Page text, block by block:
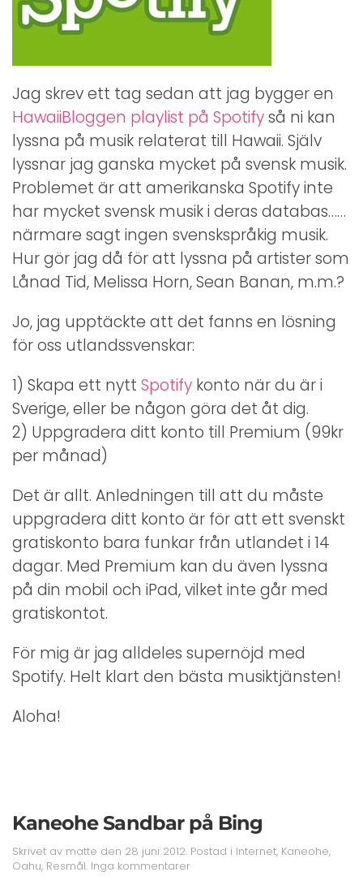
Jag skrev ett tag sedan att jag bygger en
HawaiiBloggen playlist på Spotifyså ni kan
lyssna på musik relaterat till Hawaii. Själv
lyssnar jag ganska mycket på svensk musik.
Problemet är att amerikanska Spotify inte
har mycket svensk musik i deras databas……
närmare sagt ingen svenskspråkig musik.
Hur gör jag då för att lyssna på artister som
Lånad Tid, Melissa Horn, Sean Banan, m.m.?
Jo, jag upptäckte att det fanns en lösning
för oss utlandssvenskar:
1) Skapa ett nytt Spotify konto när du är i
Sverige, eller be någon göra det åt dig.
2) Uppgradera ditt konto till Premium (99kr
per månad)
Det är allt. Anledningen till att du måste
uppgradera ditt konto är för att ett svenskt
gratiskonto bara funkar från utlandet i 14
dagar. Med Premium kan du även lyssna
på din mobil och iPad, vilket inte går med
gratiskontot.
För mig är jag alldeles supernöjd med
Spotify. Helt klart den bästa musiktjänsten!
Aloha!
Kaneohe Sandbar på Bing
Skrivet av matte den 28 juni 2012. Postad i Internet, Kaneohe,
Oahu, Resmål. Inga kommentarertill